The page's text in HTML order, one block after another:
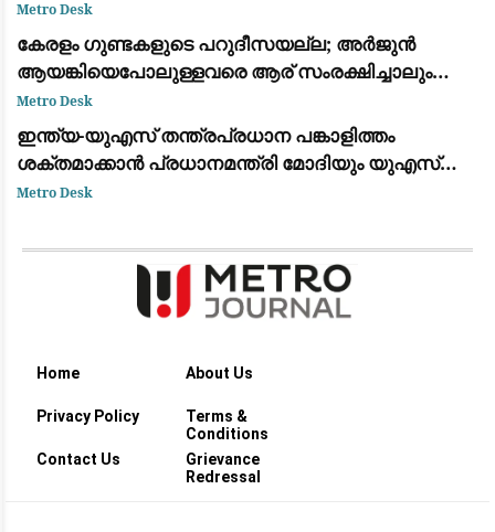
കോളെജ് ഡോക്റ്റർക്കെതിരേ പരാതി
Metro Desk
കേരളം ഗുണ്ടകളുടെ പറുദീസയല്ല; അർജുൻ
ആയങ്കിയെപോലുള്ളവരെ ആര് സംരക്ഷിച്ചാലും
കാര്യമില്ല: രമേശ് ചെന്നിത്തല
Metro Desk
ഇന്ത്യ-യുഎസ് തന്ത്രപ്രധാന പങ്കാളിത്തം
ശക്തമാക്കാൻ പ്രധാനമന്ത്രി മോദിയും യുഎസ്
വൈസ് പ്രസിഡന്റ് ജെ.ഡി. വാൻസും ചർച്ച നടത്തി
Metro Desk
Home About Us
Privacy Policy
Terms &
Conditions
Contact Us
Grievance
Redressal